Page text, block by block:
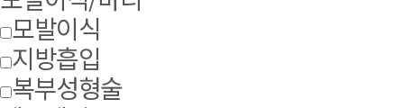
모발이식
지방흡입
복부성형술